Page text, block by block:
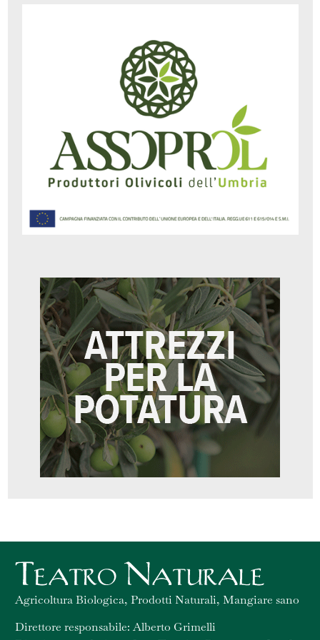
Agricoltura Biologica, Prodotti Naturali, Mangiare sano
Direttore responsabile: Alberto Grimelli